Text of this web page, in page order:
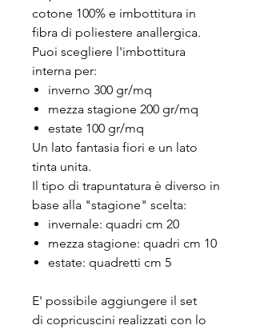
cotone 100% e imbottitura in
fibra di poliestere anallergica.
Puoi scegliere l'imbottitura
interna per:
inverno 300 gr/mq
mezza stagione 200 gr/mq
estate 100 gr/mq
Un lato fantasia fiori e un lato
tinta unita.
Il tipo di trapuntatura è diverso in
base alla "stagione" scelta:
invernale: quadri cm 20
mezza stagione: quadri cm 10
estate: quadretti cm 5
E' possibile aggiungere il set
di copricuscini realizzati con lo